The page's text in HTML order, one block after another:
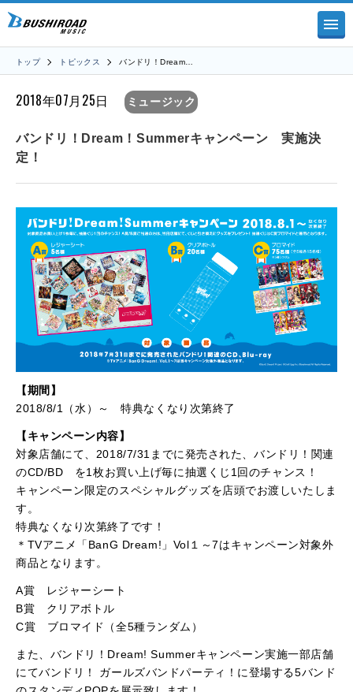
トップ トピックス バンドリ！Dream…
2018年07月25日 ミュージック
バンドリ！Dream！Summerキャンペーン 実施決
定！
【期間】
2018/8/1（水）～ 特典なくなり次第終了
【キャンペーン内容】
対象店舗にて、2018/7/31までに発売された、バンドリ！関連
のCD/BD を1枚お買い上げ毎に抽選くじ1回のチャンス！
キャンペーン限定のスペシャルグッズを店頭でお渡しいたしま
す。
特典なくなり次第終了です！
＊TVアニメ「BanG Dream!」Vol１～7はキャンペーン対象外
商品となります。
A賞 レジャーシート
B賞 クリアボトル
C賞 ブロマイド（全5種ランダム）
また、バンドリ！Dream! Summerキャンペーン実施一部店舗
にてバンドリ！ ガールズバンドパーティ！に登場する5バンド